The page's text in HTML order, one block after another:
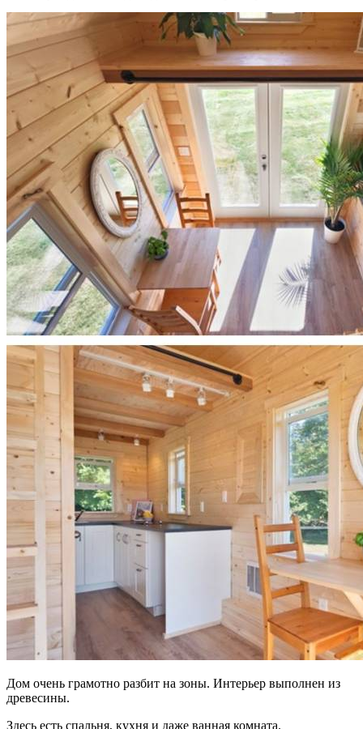
Дом очень грамотно разбит на зоны. Интерьер выполнен из
древесины.
Здесь есть спальня, кухня и даже ванная комната.